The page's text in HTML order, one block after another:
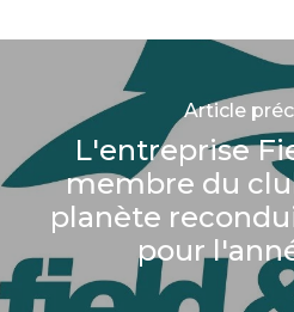
Article
L'entreprise
membre du
planète
pour